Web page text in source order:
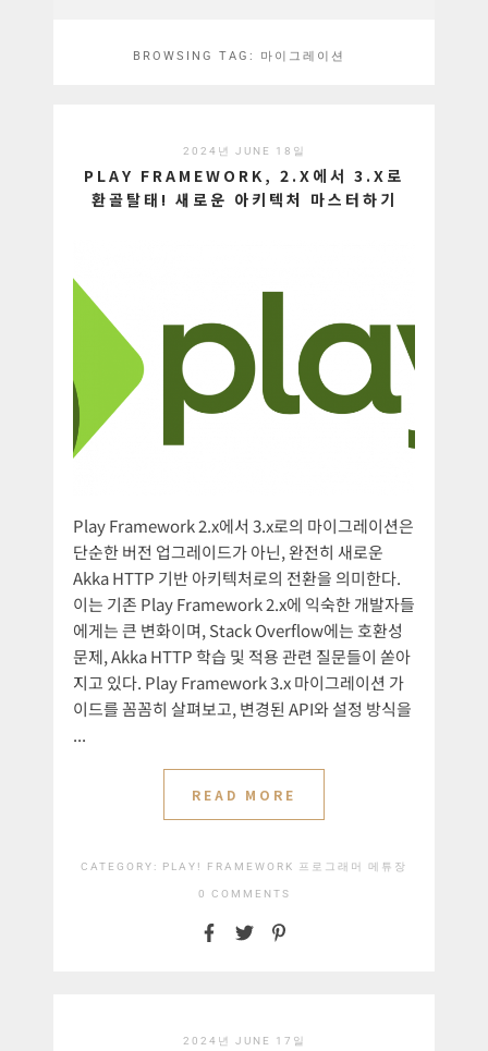
BROWSING TAG: 마이그레이션
2024년 JUNE 18일
PLAY FRAMEWORK, 2.X에서 3.X로
환골탈태! 새로운 아키텍처 마스터하기
Play Framework 2.x에서 3.x로의 마이그레이션은
단순한 버전 업그레이드가 아닌, 완전히 새로운
Akka HTTP 기반 아키텍처로의 전환을 의미한다.
이는 기존 Play Framework 2.x에 익숙한 개발자들
에게는 큰 변화이며, Stack Overflow에는 호환성
문제, Akka HTTP 학습 및 적용 관련 질문들이 쏟아
지고 있다. Play Framework 3.x 마이그레이션 가
이드를 꼼꼼히 살펴보고, 변경된 API와 설정 방식을
...
READ MORE
CATEGORY: PLAY! FRAMEWORK 프로그래머 메튜장
0 COMMENTS
2024년 JUNE 17일